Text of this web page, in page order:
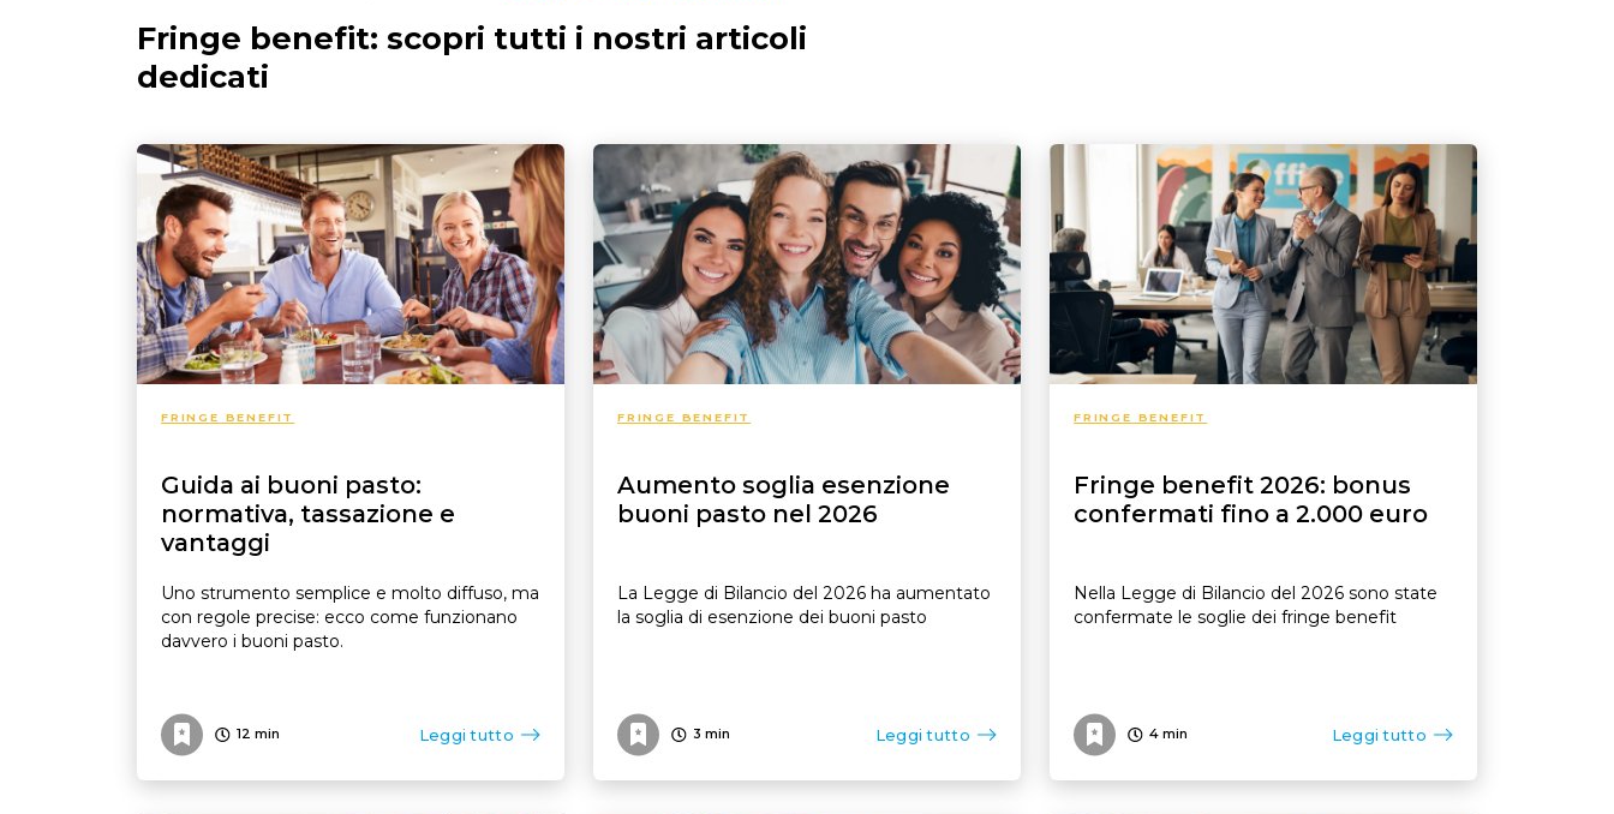
Fringe benefit: scopri tutti i nostri articoli
dedicati
FRINGE BENEFIT
Guida ai buoni pasto:
normativa, tassazione e
vantaggi
Uno strumento semplice e molto diffuso, ma
con regole precise: ecco come funzionano
davvero i buoni pasto.
12 min Leggi tutto
FRINGE BENEFIT
Aumento soglia esenzione
buoni pasto nel 2026
La Legge di Bilancio del 2026 ha aumentato
la soglia di esenzione dei buoni pasto
3 min Leggi tutto
FRINGE BENEFIT
Fringe benefit 2026: bonus
confermati fino a 2.000 euro
Nella Legge di Bilancio del 2026 sono state
confermate le soglie dei fringe benefit
4 min Leggi tutto